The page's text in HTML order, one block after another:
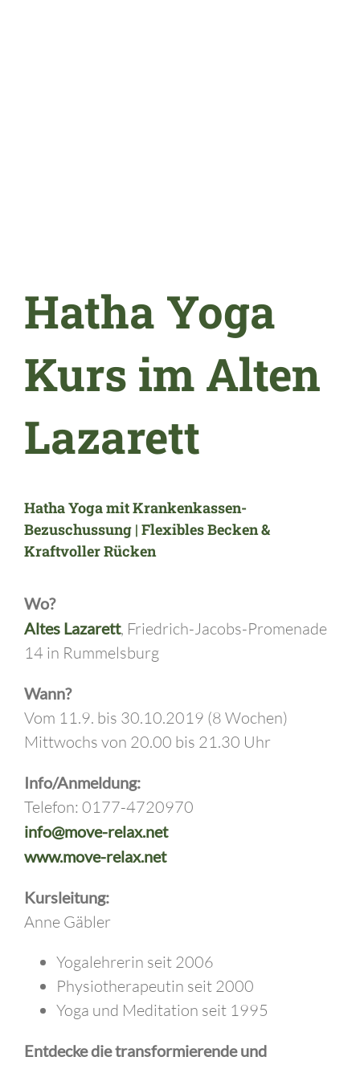
Hatha Yoga
Kurs im Alten
Lazarett
Hatha Yoga mit Krankenkassen-
Bezuschussung | Flexibles Becken &
Kraftvoller Rücken
Wo?
Altes Lazarett, Friedrich-Jacobs-Promenade
14 in Rummelsburg
Wann?
Vom 11.9. bis 30.10.2019 (8 Wochen)
Mittwochs von 20.00 bis 21.30 Uhr
Info/Anmeldung:
Telefon: 0177-4720970
info@move-relax.net
www.move-relax.net
Kursleitung:
Anne Gäbler
Yogalehrerin seit 2006
Physiotherapeutin seit 2000
Yoga und Meditation seit 1995
Entdecke die transformierende und